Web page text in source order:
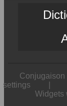
Conjugaison
settings
Widgets